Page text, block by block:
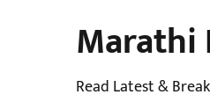
Marathi
Read Latest &